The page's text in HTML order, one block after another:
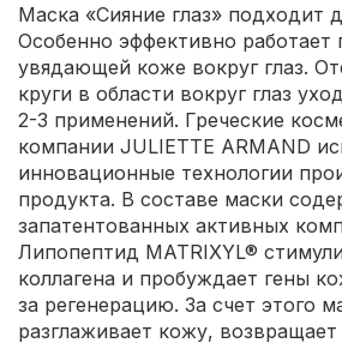
Маска «Сияние глаз» подходит
Особенно эффективно работает
увядающей коже вокруг глаз.
круги в области вокруг глаз
2-3 применений. Греческие
компании JULIETTE ARMAND
инновационные технологии
продукта. В составе маски
запатентованных активных
Липопептид MATRIXYL®
коллагена и пробуждает гены
за регенерацию. За счет этого
разглаживает кожу, возвращает